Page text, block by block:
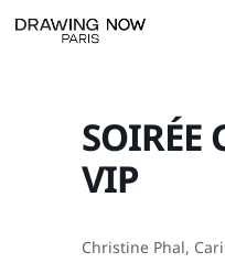
Aller
au
SOIRÉE
VIP
Christine Phal,